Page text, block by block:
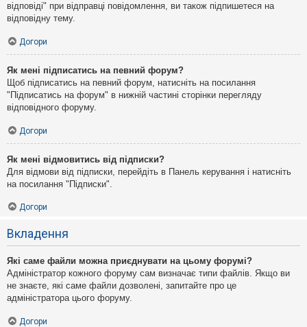
відповіді" при відправці повідомлення, ви також підпишетеся на
відповідну тему.
Догори
Як мені підписатись на певний форум?
Щоб підписатись на певний форум, натисніть на посилання
"Підписатись на форум" в нижній частині сторінки перегляду
відповідного форуму.
Догори
Як мені відмовитись від підписки?
Для відмови від підписки, перейдіть в Панель керування і натисніть
на посилання "Підписки".
Догори
Вкладення
Які саме файли можна приєднувати на цьому форумі?
Адміністратор кожного форуму сам визначає типи файлів. Якщо ви
не знаєте, які саме файли дозволені, запитайте про це
адміністратора цього форуму.
Догори